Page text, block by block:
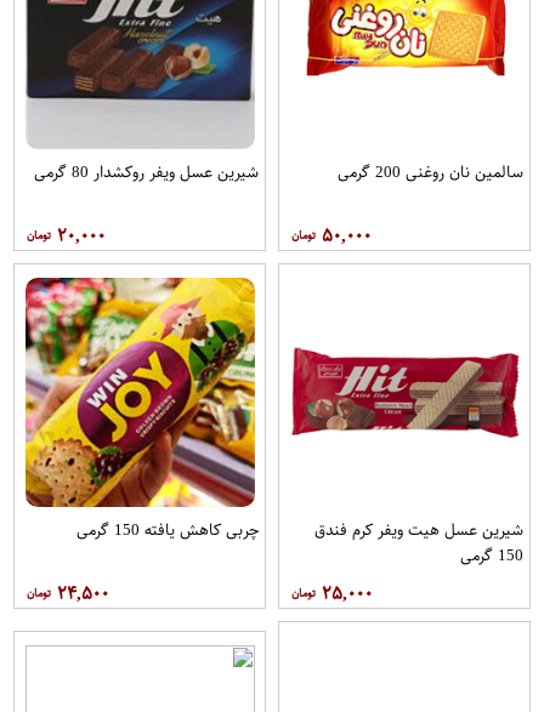
سالمین نان روغنی 200 گرمی
۵۰,۰۰۰
شیرین عسل ویفر روکشدار 80 گرمی
۲۰,۰۰۰
شیرین عسل هیت ویفر کرم فندق
150 گرمی
۲۵,۰۰۰
چربی کاهش یافته 150 گرمی
۲۴,۵۰۰